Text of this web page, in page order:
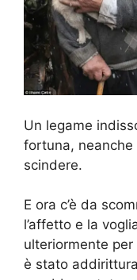
Un legame
fortuna,
scindere.
E ora c’è da
l’affetto e la
ulteriormente
è stato